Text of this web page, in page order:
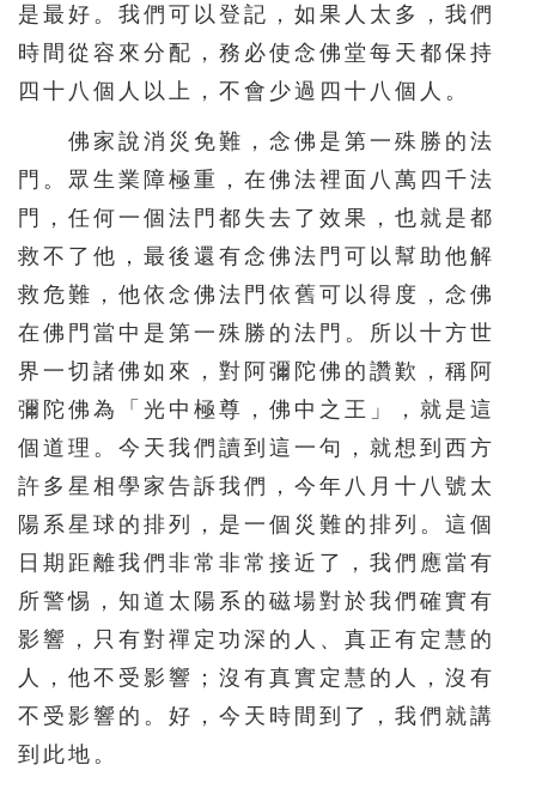
是最好。我們可以登記，如果人太多，我們
時間從容來分配，務必使念佛堂每天都保持
四十八個人以上，不會少過四十八個人。
佛家說消災免難，念佛是第一殊勝的法
門。眾生業障極重，在佛法裡面八萬四千法
門，任何一個法門都失去了效果，也就是都
救不了他，最後還有念佛法門可以幫助他解
救危難，他依念佛法門依舊可以得度，念佛
在佛門當中是第一殊勝的法門。所以十方世
界一切諸佛如來，對阿彌陀佛的讚歎，稱阿
彌陀佛為「光中極尊，佛中之王」，就是這
個道理。今天我們讀到這一句，就想到西方
許多星相學家告訴我們，今年八月十八號太
陽系星球的排列，是一個災難的排列。這個
日期距離我們非常非常接近了，我們應當有
所警惕，知道太陽系的磁場對於我們確實有
影響，只有對禪定功深的人、真正有定慧的
人，他不受影響；沒有真實定慧的人，沒有
不受影響的。好，今天時間到了，我們就講
到此地。